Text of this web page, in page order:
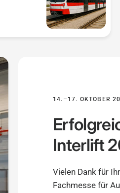
14.–17. OKTOBER
Interlift
Vielen Dank für
Fachmesse für